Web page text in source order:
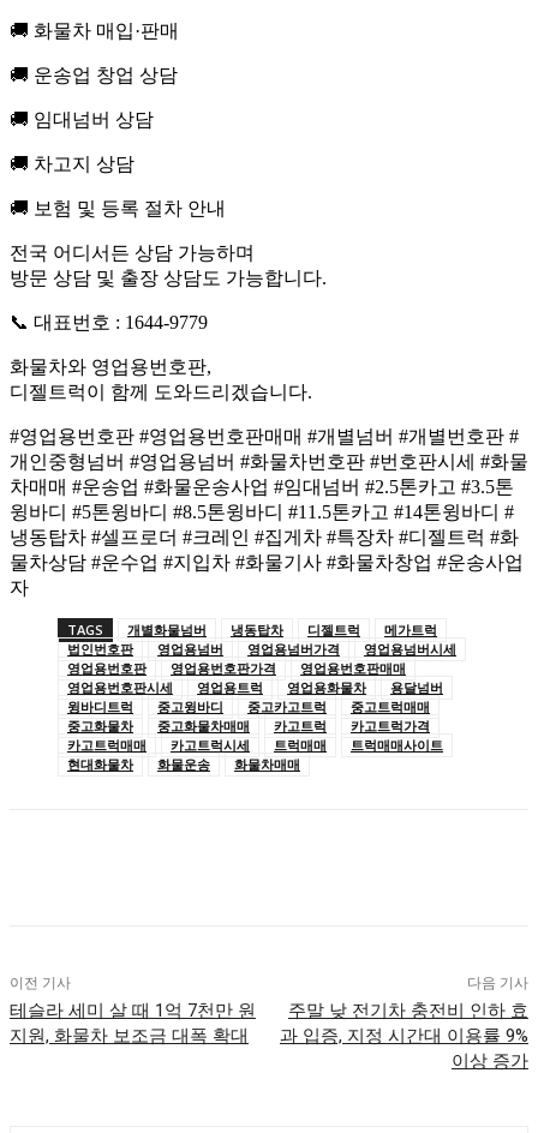
🚚 화물차 매입·판매
🚚 운송업 창업 상담
🚚 임대넘버 상담
🚚 차고지 상담
🚚 보험 및 등록 절차 안내
전국 어디서든 상담 가능하며
방문 상담 및 출장 상담도 가능합니다.
📞 대표번호 : 1644-9779
화물차와 영업용번호판,
디젤트럭이 함께 도와드리겠습니다.
#영업용번호판 #영업용번호판매매 #개별넘버 #개별번호판 #
개인중형넘버 #영업용넘버 #화물차번호판 #번호판시세 #화물
차매매 #운송업 #화물운송사업 #임대넘버 #2.5톤카고 #3.5톤
윙바디 #5톤윙바디 #8.5톤윙바디 #11.5톤카고 #14톤윙바디 #
냉동탑차 #셀프로더 #크레인 #집게차 #특장차 #디젤트럭 #화
물차상담 #운수업 #지입차 #화물기사 #화물차창업 #운송사업
자
TAGS 개별화물넘버 냉동탑차 디젤트럭
메가트럭
법인번호판
영업용넘버 영업용넘버가격
영업용넘버시세
영업용번호판
영업용번호판가격
영업용번호판매매
영업용번호판시세
영업용트럭 영업용화물차
용달넘버
윙바디트럭
중고윙바디 중고카고트럭
중고트럭매매
중고화물차
중고화물차매매 카고트럭
카고트럭가격
카고트럭매매
카고트럭시세 트럭매매
트럭매매사이트
현대화물차
화물운송 화물차매매
이전 기사
테슬라 세미 살 때 1억 7천만 원
지원, 화물차 보조금 대폭 확대
다음 기사
주말 낮 전기차 충전비 인하 효
과 입증, 지정 시간대 이용률 9%
이상 증가